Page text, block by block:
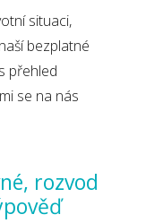
situaci,
bezplatné
přehled
se na nás
rozvod